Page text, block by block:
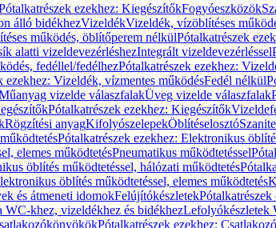
ezekhez: KiegészítőkFogyóeszközök
álló bidékhezVizeldékVizeldék, vízöblítéses
működés, öblítőperem nélkülPótalkatrészek
alatti vizeldevezérléshezIntegrált vizeldevezérléssel
fedéllel/fedélhezPótalkatrészek ezekhez:
ezekhez: Vizeldék, vízmentes működésFedél nélkül
vizelde válaszfalakÜveg vizelde válaszfalak
Pótalkatrészek ezekhez: Kiegészítők
Rögzítési anyagKifolyószelepekÖblítéselosztó
Pótalkatrészek ezekhez: Elektronikus
elemes működtetésPneumatikus működtetéssel
öblítés működtetéssel, hálózati működtetés
öblítés működtetéssel, elemes működtetés
és átmeneti idomokFelújítókészletekPótalkatrészek
WC-khez, vizeldékhez és bidékhezLefolyókészletek
Pótalkatrészek ezekhez: